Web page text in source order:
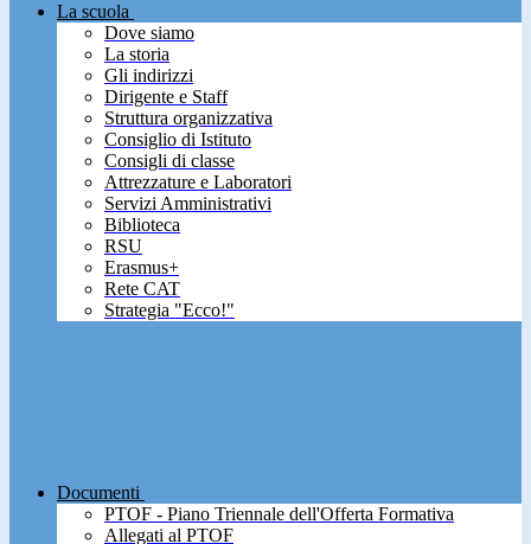
La scuola
Dove siamo
La storia
Gli indirizzi
Dirigente e Staff
Struttura organizzativa
Consiglio di Istituto
Consigli di classe
Attrezzature e Laboratori
Servizi Amministrativi
Biblioteca
RSU
Erasmus+
Rete CAT
Strategia "Ecco!"
Documenti
PTOF - Piano Triennale dell'Offerta Formativa
Allegati al PTOF